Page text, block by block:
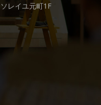
ソレイユ元町1F